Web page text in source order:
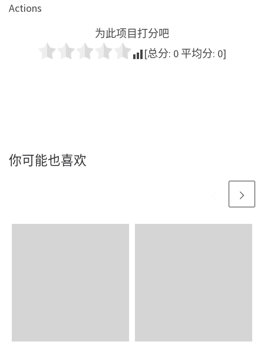
Actions
为此项目打分吧
[总分: 0 平均分: 0]
你可能也喜欢